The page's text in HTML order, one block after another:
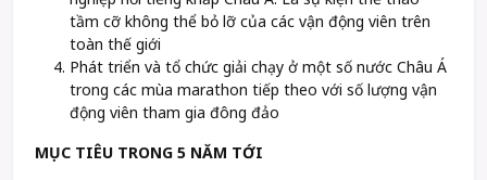
tầm cỡ không thể bỏ lỡ của các vận động viên trên
toàn thế giới
Phát triển và tổ chức giải chạy ở một số nước Châu Á
trong các mùa marathon tiếp theo với số lượng vận
động viên tham gia đông đảo
MỤC TIÊU TRONG 5 NĂM TỚI